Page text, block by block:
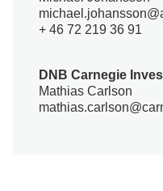
+ 46 72 219 36 91
DNB Carnegie
Mathias Carlson